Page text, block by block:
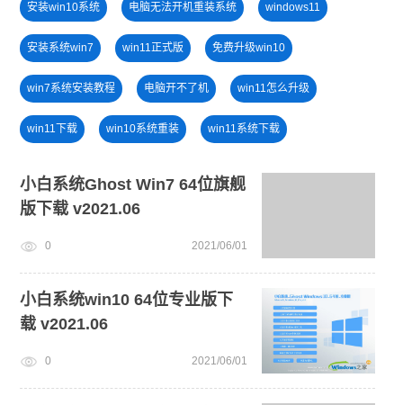
安装win10系统 电脑无法开机重装系统 windows11
安装系统win7 win11正式版 免费升级win10
win7系统安装教程 电脑开不了机 win11怎么升级
win11下载 win10系统重装 win11系统下载
u盘一键重装系统win10 32位
小白一键重装系统win10教程
小白系统Ghost Win7 64位旗舰
版下载 v2021.06
0 2021/06/01
小白系统win10 64位专业版下
载 v2021.06
0 2021/06/01